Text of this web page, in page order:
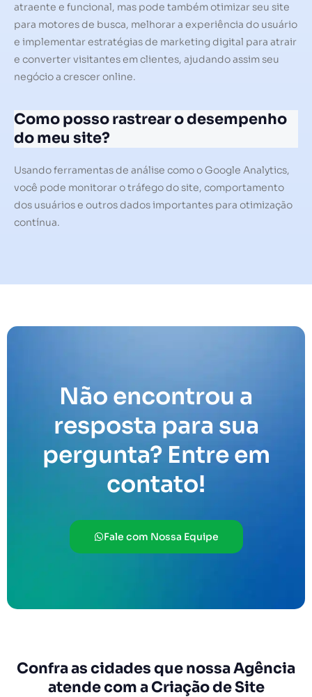
atraente e funcional, mas pode também otimizar seu site
para motores de busca, melhorar a experiência do usuário
e implementar estratégias de marketing digital para atrair
e converter visitantes em clientes, ajudando assim seu
negócio a crescer online.
Como posso rastrear o desempenho
do meu site?
Usando ferramentas de análise como o Google Analytics,
você pode monitorar o tráfego do site, comportamento
dos usuários e outros dados importantes para otimização
contínua.
Não encontrou a
resposta para sua
pergunta? Entre em
contato!
Fale com Nossa Equipe
Confra as cidades que nossa Agência
atende com a Criação de Site